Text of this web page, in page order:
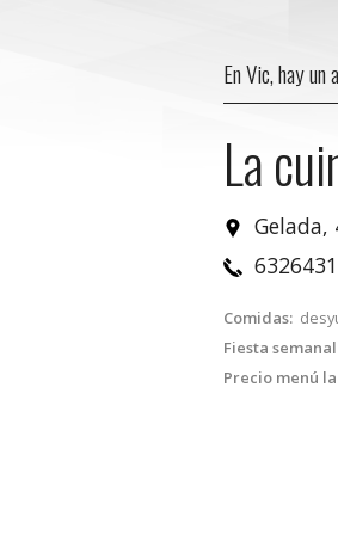
En Vic, hay
La
Gelada,
Comidas:
Fiesta
Precio menú